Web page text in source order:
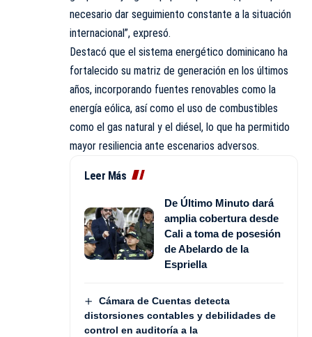
necesario dar seguimiento constante a la situación
internacional”, expresó.
Destacó que el sistema energético dominicano ha
fortalecido su matriz de generación en los últimos
años, incorporando fuentes renovables como la
energía eólica, así como el uso de combustibles
como el gas natural y el diésel, lo que ha permitido
mayor resiliencia ante escenarios adversos.
Leer Más
De Último Minuto dará
amplia cobertura desde
Cali a toma de posesión
de Abelardo de la
Espriella
Cámara de Cuentas detecta
distorsiones contables y debilidades de
control en auditoría a la